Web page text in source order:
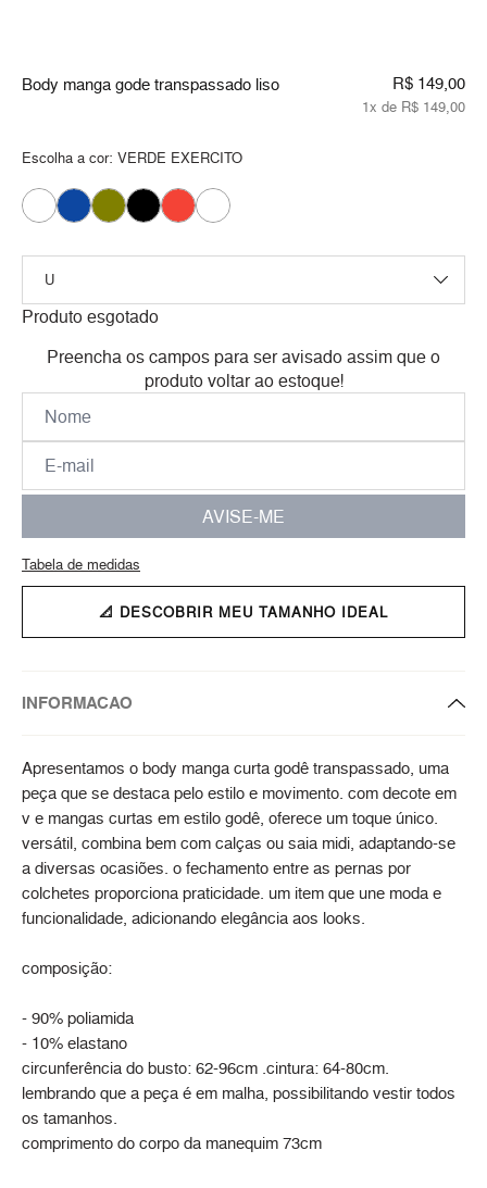
Body manga gode transpassado liso R$ 149,00
1x de R$ 149,00
Escolha a cor: VERDE EXERCITO
Produto esgotado
Preencha os campos para ser avisado assim que o
produto voltar ao estoque!
AVISE-ME
Tabela de medidas
📐 DESCOBRIR MEU TAMANHO IDEAL
INFORMACAO
Apresentamos o body manga curta godê transpassado, uma
peça que se destaca pelo estilo e movimento. com decote em
v e mangas curtas em estilo godê, oferece um toque único.
versátil, combina bem com calças ou saia midi, adaptando-se
a diversas ocasiões. o fechamento entre as pernas por
colchetes proporciona praticidade. um item que une moda e
funcionalidade, adicionando elegância aos looks.
composição:
- 90% poliamida
- 10% elastano
circunferência do busto: 62-96cm .cintura: 64-80cm.
lembrando que a peça é em malha, possibilitando vestir todos
os tamanhos.
comprimento do corpo da manequim 73cm